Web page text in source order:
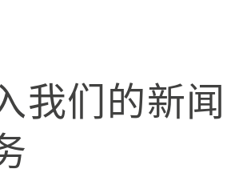
我们的新闻